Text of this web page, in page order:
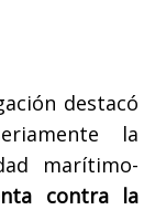
destacó
la
marítimo-
contra la